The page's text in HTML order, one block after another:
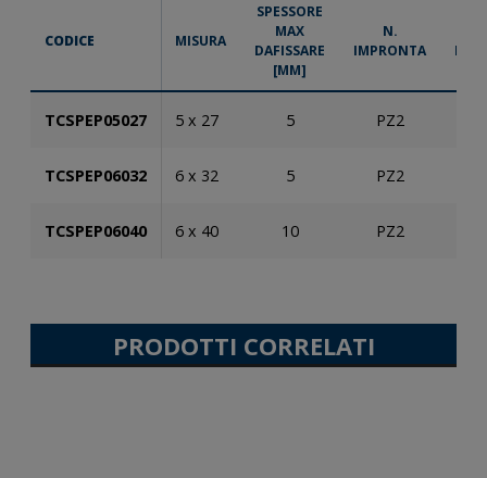
CODICE MISURA
SPESSORE
MAX
DAFISSARE
[MM]
N.
IMPRONTA
TCSPEP05027 5 x 27 5 PZ2
TCSPEP06032 6 x 32 5 PZ2
TCSPEP06040 6 x 40 10 PZ2
PRODOTTI CORRELATI